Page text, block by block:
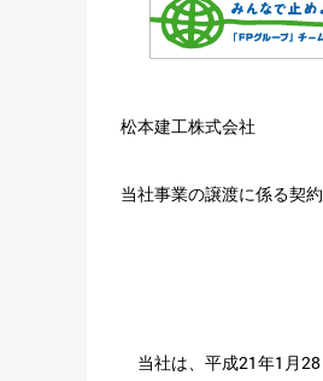
松本建工株式会社
当社事業の譲渡に係る契
当社は、平成21年1月28